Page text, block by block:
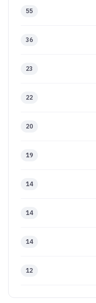
55
36
23
22
20
19
14
14
14
12